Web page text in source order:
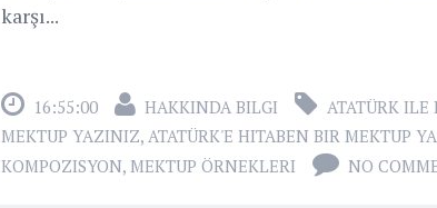
karşı...
16:55:00 HAKKINDA BILGI ATATÜRK
MEKTUP YAZINIZ, ATATÜRK'E HITABEN BIR MEKTUP
KOMPOZISYON, MEKTUP ÖRNEKLERI NO